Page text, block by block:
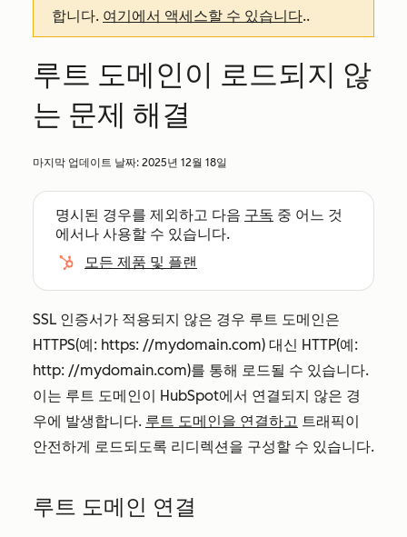
합니다. 여기에서 액세스할 수 있습니다..
루트 도메인이 로드되지 않
는 문제 해결
마지막 업데이트 날짜: 2025년 12월 18일
명시된 경우를 제외하고 다음 구독 중 어느 것
에서나 사용할 수 있습니다.
모든 제품 및 플랜
SSL 인증서가 적용되지 않은 경우 루트 도메인은
HTTPS(예: https: //mydomain.com) 대신 HTTP(예:
http: //mydomain.com)를 통해 로드될 수 있습니다.
이는 루트 도메인이 HubSpot에서 연결되지 않은 경
우에 발생합니다. 루트 도메인을 연결하고 트래픽이
안전하게 로드되도록 리디렉션을 구성할 수 있습니다.
루트 도메인 연결